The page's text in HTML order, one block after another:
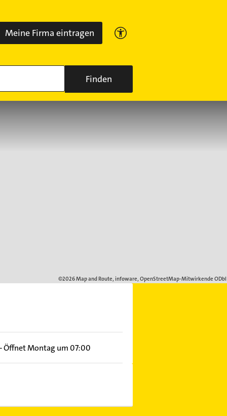
Meine Firma eintragen
Finden
Öffnet Montag um 07:00